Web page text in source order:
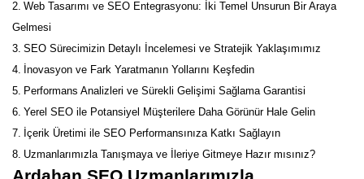
Web Tasarımı ve SEO Entegrasyonu: İki Temel Unsurun Bir Araya
Gelmesi
SEO Sürecimizin Detaylı İncelemesi ve Stratejik Yaklaşımımız
İnovasyon ve Fark Yaratmanın Yollarını Keşfedin
Performans Analizleri ve Sürekli Gelişimi Sağlama Garantisi
Yerel SEO ile Potansiyel Müşterilere Daha Görünür Hale Gelin
İçerik Üretimi ile SEO Performansınıza Katkı Sağlayın
Uzmanlarımızla Tanışmaya ve İleriye Gitmeye Hazır mısınız?